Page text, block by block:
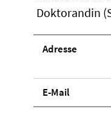
Doktorandin
Adresse
E-Mail